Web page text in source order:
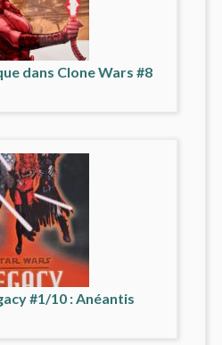
dans Clone Wars #8
#1/10 : Anéantis